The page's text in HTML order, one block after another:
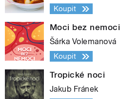
Koupit
Moci bez nemoci
Šárka Volemanová
Koupit
Tropické noci
Jakub Fránek